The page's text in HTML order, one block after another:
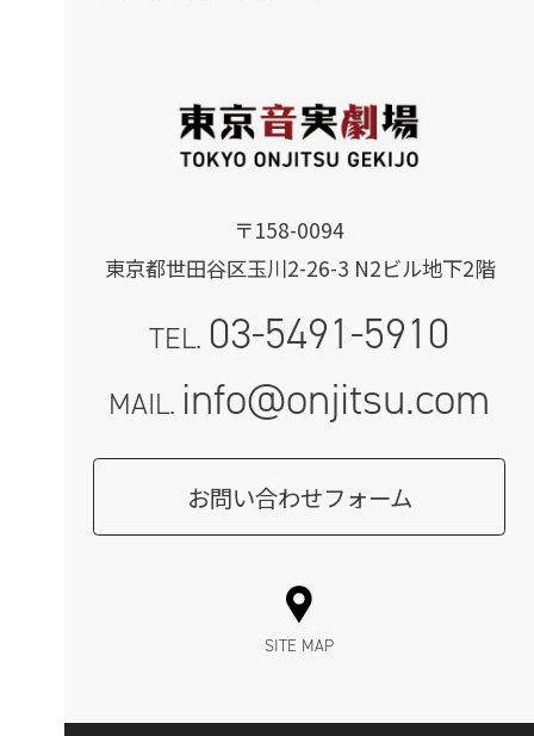
〒158-0094
東京都世田谷区玉川2-26-3 N2ビル地下2階
TEL. 03-5491-5910
MAIL. info@onjitsu.com
お問い合わせフォーム
SITE MAP